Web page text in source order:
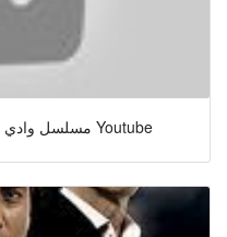
مسلسل وادي الذئاب الجزء الثالث الحلقة 49 Youtube